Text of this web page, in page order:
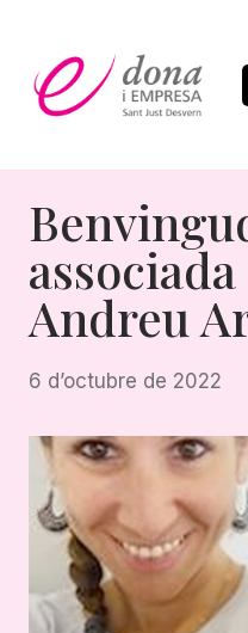
contingut
Andreu
6 d’octubre de 2022